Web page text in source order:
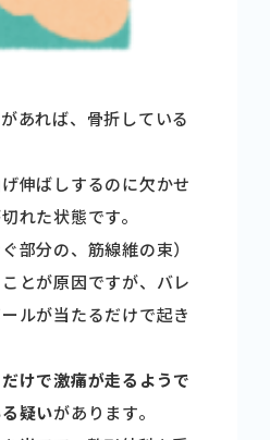
あれば、骨折している
伸ばしするのに欠かせ
れた状態です。
部分の、筋線維の束）
とが原因ですが、バレ
ルが当たるだけで起き
けで激痛が走るようで
疑いがあります。